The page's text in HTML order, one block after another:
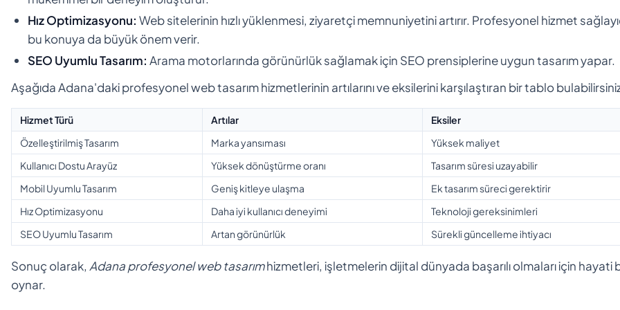
Hız Optimizasyonu: Web sitelerinin hızlı yüklenmesi, ziyaretçi memnuniyetini artırır. Profesyonel hizmet
bu konuya da büyük önem verir.
SEO Uyumlu Tasarım: Arama motorlarında görünürlük sağlamak için SEO prensiplerine uygun tasarım yapar.
Aşağıda Adana'daki profesyonel web tasarım hizmetlerinin artılarını ve eksilerini karşılaştıran bir tablo
Hizmet Türü Artılar
Eksiler
Özelleştirilmiş Tasarım
Marka yansıması
Yüksek maliyet
Kullanıcı Dostu Arayüz
Yüksek dönüştürme oranı
Tasarım süresi uzayabilir
Mobil Uyumlu Tasarım
Geniş kitleye ulaşma
Ek tasarım süreci gerektirir
Hız Optimizasyonu
Daha iyi kullanıcı deneyimi
Teknoloji gereksinimleri
SEO Uyumlu Tasarım
Artan görünürlük Sürekli güncelleme ihtiyacı
Sonuç olarak, Adana profesyonel web tasarımhizmetleri, işletmelerin dijital dünyada başarılı olmaları için hayati
oynar.